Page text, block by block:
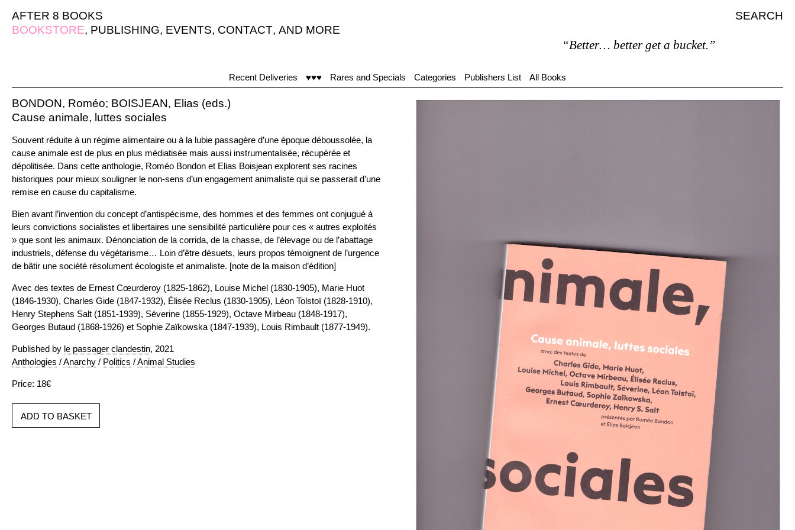
AFTER 8 BOOKS
SEARCH
BOOKSTORE, PUBLISHING, EVENTS, CONTACT, AND MORE
“Better… better get a bucket.”
Recent Deliveries ♥♥♥ Rares and Specials Categories Publishers List All Books
BONDON, Roméo; BOISJEAN, Elias (eds.)
Cause animale, luttes sociales
Souvent réduite à un régime alimentaire ou à la lubie passagère d’une époque déboussolée, la
cause animale est de plus en plus médiatisée mais aussi instrumentalisée, récupérée et
dépolitisée. Dans cette anthologie, Roméo Bondon et Elias Boisjean explorent ses racines
historiques pour mieux souligner le non-sens d’un engagement animaliste qui se passerait d’une
remise en cause du capitalisme.
Bien avant l’invention du concept d’antispécisme, des hommes et des femmes ont conjugué à
leurs convictions socialistes et libertaires une sensibilité particulière pour ces « autres exploités
» que sont les animaux. Dénonciation de la corrida, de la chasse, de l’élevage ou de l’abattage
industriels, défense du végétarisme… Loin d’être désuets, leurs propos témoignent de l’urgence
de bâtir une société résolument écologiste et animaliste. [note de la maison d’édition]
Avec des textes de Ernest Cœurderoy (1825-1862), Louise Michel (1830-1905), Marie Huot
(1846-1930), Charles Gide (1847-1932), Élisée Reclus (1830-1905), Léon Tolstoï (1828-1910),
Henry Stephens Salt (1851-1939), Séverine (1855-1929), Octave Mirbeau (1848-1917),
Georges Butaud (1868-1926) et Sophie Zaïkowska (1847-1939), Louis Rimbault (1877-1949).
Published by le passager clandestin, 2021
Anthologies /Anarchy / Politics /Animal Studies
Price: 18€
ADD TO BASKET